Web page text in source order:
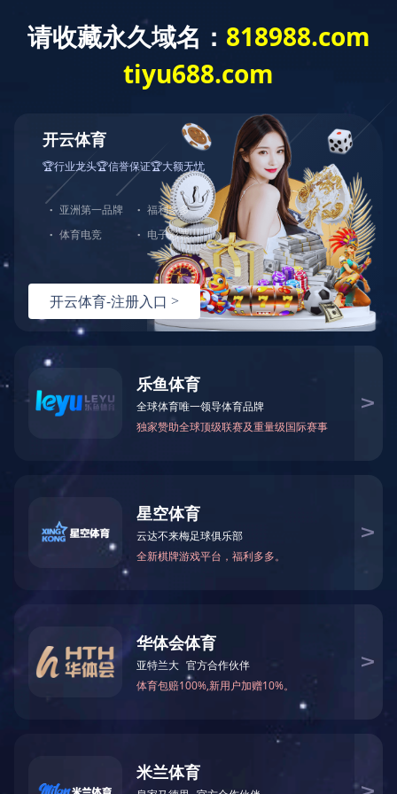
开云体育
营销网络 加盟代理 展会活动
公司致力于打造覆盖全国乃至全球的
公司产品出口北美、欧洲、非洲、东南亚等多个国家和地
区，并在境外多个国家拥有代理商和合作伙伴。